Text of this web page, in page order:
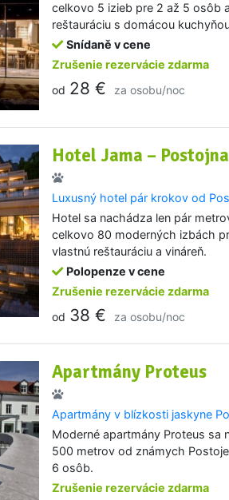
celkovo 5 izieb pre 2 až 5 osôb
reštauráciu s domácou
Snídaně v cene
Zrušenie rezervácie zdarma
od 28 € za osobu/noc
Hotel Jama – Postojna
Luxusný hotel pár krokov od
Hotel sa nachádza len pár
celkovo 80 moderných izbách
vlastnú reštauráciu a vináreň.
Polopenze v cene
Zrušenie rezervácie zdarma
od 38 € za osobu/noc
Apartmány Proteus
Apartmány v blízkosti jaskyne
Moderné apartmány Proteus sa
500 metrov od známych
6 osôb.
Zrušenie rezervácie zdarma